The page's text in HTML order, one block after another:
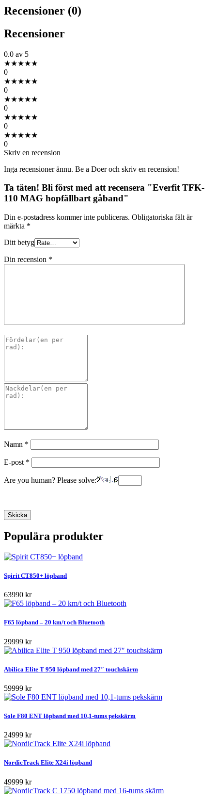
Recensioner (0)
Recensioner
0.0 av 5
★★★★★
0
★★★★★
0
★★★★★
0
★★★★★
0
★★★★★
0
Skriv en recension
Inga recensioner ännu. Be a Doer och skriv en recension!
Ta täten! Bli först med att recensera "Everfit TFK-
110 MAG hopfällbart gåband"
Din e-postadress kommer inte publiceras. Obligatoriska fält är
märkta *
Ditt betyg
Din recension *
Namn *
E-post *
Are you human? Please solve:
Populära produkter
Spirit CT850+ löpband
63990 kr
F65 löpband – 20 km/t och Bluetooth
29999 kr
Abilica Elite T 950 löpband med 27″ touchskärm
59999 kr
Sole F80 ENT löpband med 10,1-tums pekskärm
24999 kr
NordicTrack Elite X24i löpband
49999 kr